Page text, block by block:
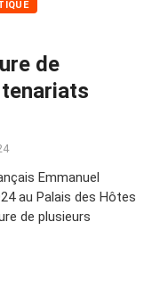
de
Emmanuel
au Palais des Hôtes
de plusieurs